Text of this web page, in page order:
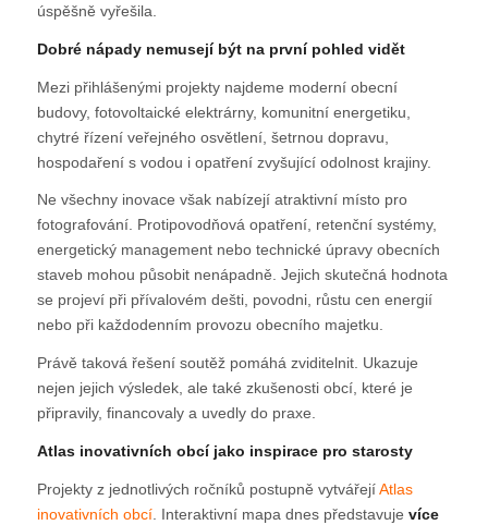
úspěšně vyřešila.
Dobré nápady nemusejí být na první pohled vidět
Mezi přihlášenými projekty najdeme moderní obecní
budovy, fotovoltaické elektrárny, komunitní energetiku,
chytré řízení veřejného osvětlení, šetrnou dopravu,
hospodaření s vodou i opatření zvyšující odolnost krajiny.
Ne všechny inovace však nabízejí atraktivní místo pro
fotografování. Protipovodňová opatření, retenční systémy,
energetický management nebo technické úpravy obecních
staveb mohou působit nenápadně. Jejich skutečná hodnota
se projeví při přívalovém dešti, povodni, růstu cen energií
nebo při každodenním provozu obecního majetku.
Právě taková řešení soutěž pomáhá zviditelnit. Ukazuje
nejen jejich výsledek, ale také zkušenosti obcí, které je
připravily, financovaly a uvedly do praxe.
Atlas inovativních obcí jako inspirace pro starosty
Projekty z jednotlivých ročníků postupně vytvářejíAtlas
inovativních obcí. Interaktivní mapa dnes představuje více